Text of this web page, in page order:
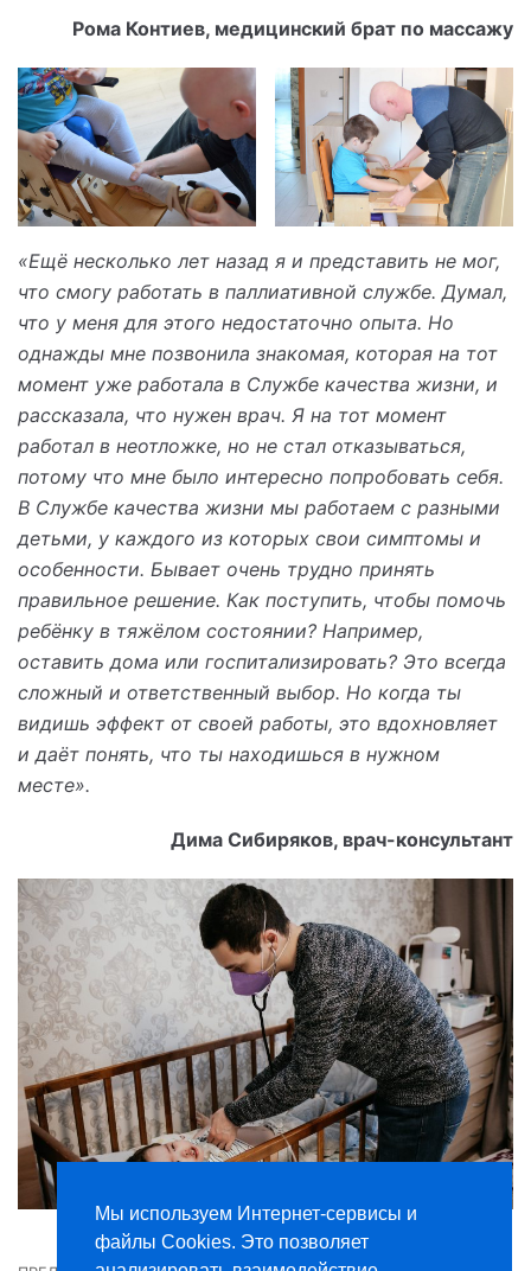
Рома Контиев, медицинский брат по массажу
«Ещё несколько лет назад я и представить не мог,
что смогу работать в паллиативной службе. Думал,
что у меня для этого недостаточно опыта. Но
однажды мне позвонила знакомая, которая на тот
момент уже работала в Службе качества жизни, и
рассказала, что нужен врач. Я на тот момент
работал в неотложке, но не стал отказываться,
потому что мне было интересно попробовать себя.
В Службе качества жизни мы работаем с разными
детьми, у каждого из которых свои симптомы и
особенности. Бывает очень трудно принять
правильное решение. Как поступить, чтобы помочь
ребёнку в тяжёлом состоянии? Например,
оставить дома или госпитализировать? Это всегда
сложный и ответственный выбор. Но когда ты
видишь эффект от своей работы, это вдохновляет
и даёт понять, что ты находишься в нужном
месте».
Дима Сибиряков, врач-консультант
Мы используем Интернет-сервисы и
файлы Cookies. Это позволяет